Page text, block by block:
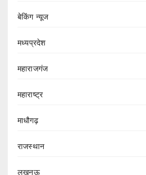
बेकिंग न्यूज
मध्यप्रदेश
महाराजगंज
महाराष्ट्र
माधौगढ़
राजस्थान
लखनऊ